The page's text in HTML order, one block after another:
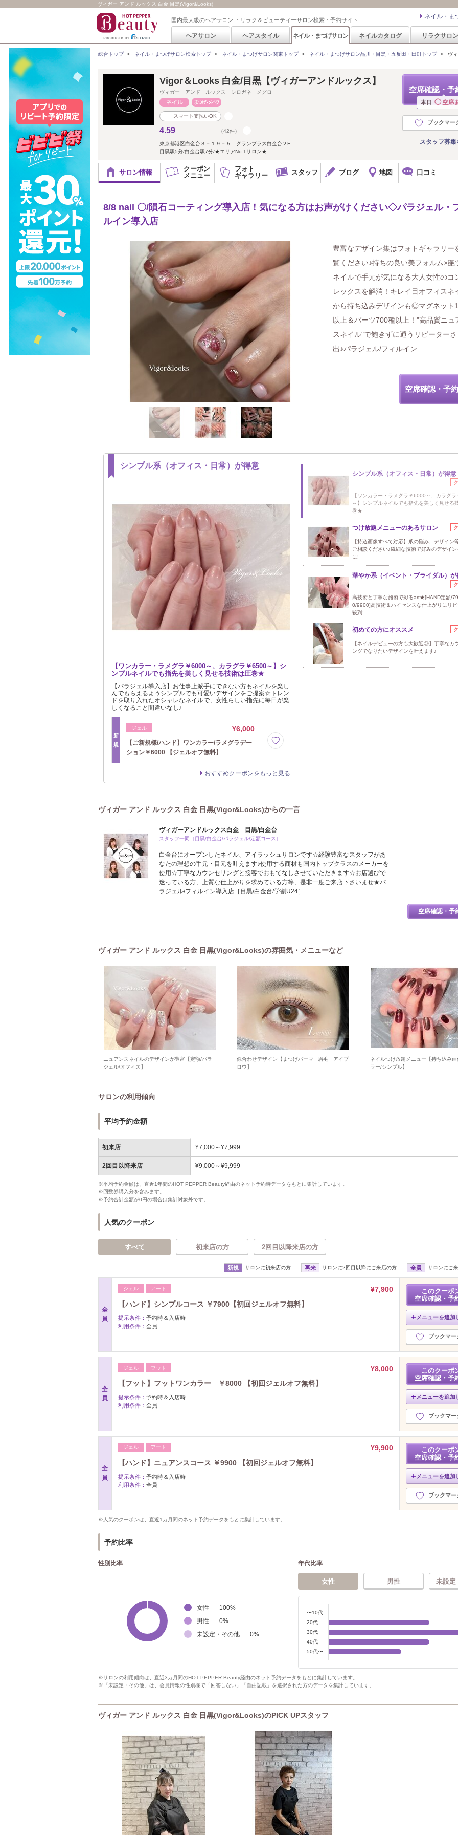
ヴィガー アンド ルックス 白金 目黒(Vigor&Looks)
国内最大級のヘアサロン ・リラク＆ビューティーサロン検索・予約サイト ネイル・ま
ヘアサロン ヘアスタイル ネイル・まつげサロン ネイルカタログ リラクサロン
総合トップ> ネイル・まつげサロン検索トップ> ネイル・まつげサロン関東トップ> ネイル・まつげサロン品川・目黒・五反田・田町トップ> ヴ
空席確認・予
本日 ◯ 空席
ブックマー
スタッフ募
Vigor＆Looks 白金/目黒【ヴィガーアンドルックス】
ヴィガー アンド ルックス シロガネ メグロ
スマート支払いOK
4.59 （42件）
東京都港区白金台３－１９－５ グランプラス白金台２F
目黒駅5分/白金台駅7分/★エリアNo.1サロン★
サロン情報
クーポン
メニュー
フォト
ギャラリー
スタッフ ブログ 地図 口コミ
8/8 nail 〇/隕石コーティング導入店！気になる方はお声がけください◇パラジェル・
ルイン導入店
豊富なデザイン集はフォトギャラリー
覧ください♪持ちの良い美フォルム×艶
ネイルで手元が気になる大人女性のコ
レックスを解消！キレイ目オフィスネ
から持ち込みデザインも◎マグネット
以上＆パーツ700種以上！"高品質ニュ
スネイル"で飽きずに通うリピーター
出♪パラジェル/フィルイン
空席確認・予
シンプル系（オフィス・日常）が得意
【ワンカラー・ラメグラ￥6000～、カラグラ￥6500～】シ
ンプルネイルでも指先を美しく見せる技術は圧巻★
【パラジェル導入店】お仕事上派手にできない方もネイルを楽し
んでもらえるようシンプルでも可愛いデザインをご提案☆トレン
ドを取り入れたオシャレなネイルで、女性らしい指先に毎日が楽
しくなること間違いなし♪
新
規
ジェル ¥6,000
【ご新規様/ハンド】ワンカラー/ラメグラデー
ション￥6000 【ジェルオフ無料】
おすすめクーポンをもっと見る
シンプル系（オフィス・日常）が得意
【ワンカラー・ラメグラ￥6000～、カラグ
～】シンプルネイルでも指先を美しく見せる
巻★
つけ放題メニューのあるサロン
【持込画像すべて対応】爪の悩み、デザイン
ご相談ください♪繊細な技術で好みのデザイ
に!
華やか系（イベント・ブライダル）が
高技術と丁寧な施術で彩るart★[HAND定額/
0/9900]高技術＆ハイセンスな仕上がりにリ
殺到!
初めての方にオススメ
【ネイルデビューの方も大歓迎◎】丁寧なカ
ングでなりたいデザインを叶えます♪
ヴィガー アンド ルックス 白金 目黒(Vigor&Looks)からの一言
ヴィガーアンドルックス白金 目黒/白金台
スタッフ一同［目黒/白金台/パラジェル/定額コース］
白金台にオープンしたネイル、アイラッシュサロンです☆経験豊富なスタッフがあ
なたの理想の手元・目元を叶えます♪使用する商材も国内トップクラスのメーカーを
使用☆丁寧なカウンセリングと接客でおもてなしさせていただきます☆お店選びで
迷っている方、上質な仕上がりを求めている方等、是非一度ご来店下さいませ★パ
ラジェル/フィルイン導入店［目黒/白金台/学割U24］
空席確認・予
ヴィガー アンド ルックス 白金 目黒(Vigor&Looks)の雰囲気・メニューなど
ニュアンスネイルのデザインが豊富【定額/パラ
ジェル/オフィス】
似合わせデザイン【まつげパーマ 眉毛 アイブ
ロウ】
ネイルつけ放題メニュー【持ち込み
ラー/シンプル】
サロンの利用傾向
平均予約金額
初来店 ¥7,000～¥7,999
2回目以降来店 ¥9,000～¥9,999
※平均予約金額は、直近1年間のHOT PEPPER Beauty経由のネット予約時データをもとに集計しています。
※回数券購入分を含みます。
※予約合計金額が0円の場合は集計対象外です。
人気のクーポン
すべて 初来店の方 2回目以降来店の方
新規 サロンに初来店の方 再来 サロンに2回目以降にご来店の方 全員 サロンにご
全
員
ジェル アート
¥7,900
【ハンド】シンプルコース ￥7900【初回ジェルオフ無料】
提示条件： 予約時＆入店時
利用条件： 全員
このクーポ
空席確認・予
メニューを追加
ブックマー
全
員
ジェル フット
¥8,000
【フット】フットワンカラー ￥8000 【初回ジェルオフ無料】
提示条件： 予約時＆入店時
利用条件： 全員
このクーポ
空席確認・予
メニューを追加
ブックマー
全
員
ジェル アート
¥9,900
【ハンド】ニュアンスコース ￥9900 【初回ジェルオフ無料】
提示条件： 予約時＆入店時
利用条件： 全員
このクーポ
空席確認・予
メニューを追加
ブックマー
※人気のクーポンは、直近1カ月間のネット予約データをもとに集計しています。
予約比率
性別比率
女性 100%
男性
0%
未設定・その他
0%
年代比率
女性 男性 未設定
〜10代
20代
30代
40代
50代〜
※サロンの利用傾向は、直近3カ月間のHOT PEPPER Beauty経由のネット予約データをもとに集計しています。
※「未設定・その他」は、会員情報の性別欄で「回答しない」「自由記載」を選択された方のデータを集計しています。
ヴィガー アンド ルックス 白金 目黒(Vigor&Looks)のPICK UPスタッフ